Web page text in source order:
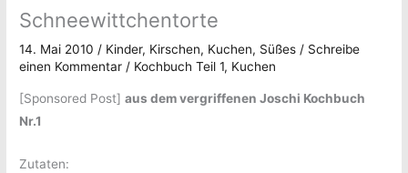
Schneewittchentorte
14. Mai 2010 / Kinder, Kirschen, Kuchen, Süßes / Schreibe
einen Kommentar / Kochbuch Teil 1, Kuchen
[Sponsored Post]aus dem vergriffenen Joschi Kochbuch
Nr.1
Zutaten: